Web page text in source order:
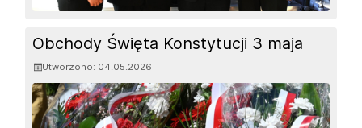
Obchody Święta Konstytucji 3 maja
Utworzono: 04.05.2026